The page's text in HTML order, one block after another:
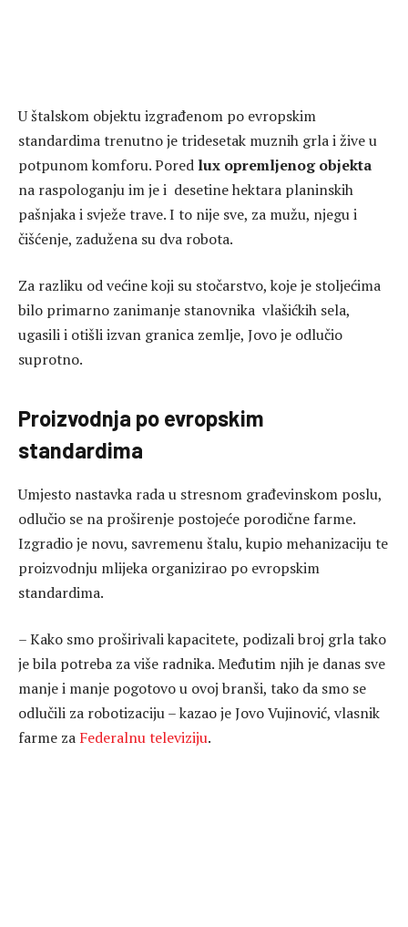
U štalskom objektu izgrađenom po evropskim
standardima trenutno je tridesetak muznih grla i žive u
potpunom komforu. Pored lux opremljenog objekta
na raspologanju im je i desetine hektara planinskih
pašnjaka i svježe trave. I to nije sve, za mužu, njegu i
čišćenje, zadužena su dva robota.
Za razliku od većine koji su stočarstvo, koje je stoljećima
bilo primarno zanimanje stanovnika vlašićkih sela,
ugasili i otišli izvan granica zemlje, Jovo je odlučio
suprotno.
Proizvodnja po evropskim
standardima
Umjesto nastavka rada u stresnom građevinskom poslu,
odlučio se na proširenje postojeće porodične farme.
Izgradio je novu, savremenu štalu, kupio mehanizaciju te
proizvodnju mlijeka organizirao po evropskim
standardima.
– Kako smo proširivali kapacitete, podizali broj grla tako
je bila potreba za više radnika. Međutim njih je danas sve
manje i manje pogotovo u ovoj branši, tako da smo se
odlučili za robotizaciju – kazao je Jovo Vujinović, vlasnik
farme za Federalnu televiziju.